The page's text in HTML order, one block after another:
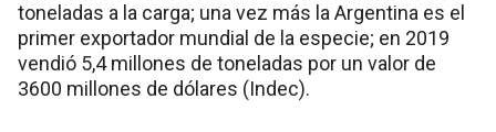
toneladas a la carga; una vez más la Argentina es el
primer exportador mundial de la especie; en 2019
vendió 5,4 millones de toneladas por un valor de
3600 millones de dólares (Indec).